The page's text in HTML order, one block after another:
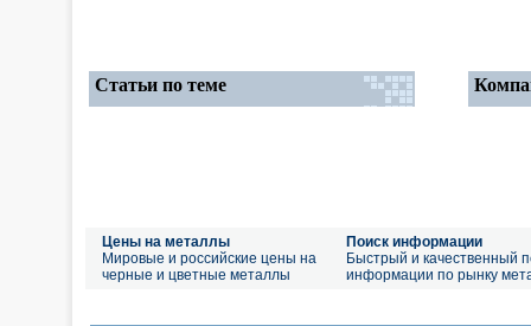
Статьи по теме
Цены на металлы
Мировые и российские цены на
черные и цветные металлы
Поиск информации
Быстрый и качественный
информации по рынку